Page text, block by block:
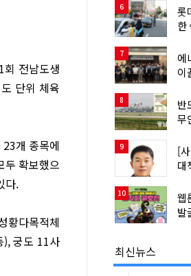
전남도생
단위 체육
개 종목에
두 확보했으
다.
황다목적체
), 궁도 11사
6
롯
한
7
에
이
8
반
무
9
[
대
10
웹
발
최신뉴스